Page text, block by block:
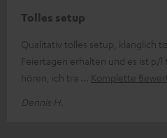
Tolles setup
Qualitativ tolles setup, klanglich
Feiertagen erhalten und es ist p/l
hören, ich tra
Komplette
Dennis H.